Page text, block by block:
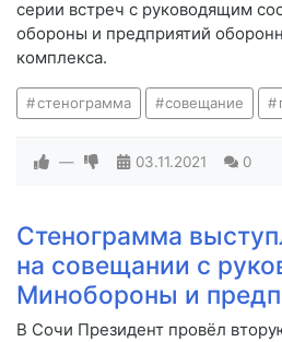
серии встреч с руководящим
обороны и предприятий
комплекса.
стенограмма совещание
— 03.11.2021 0
Стенограмма
на совещании с
Минобороны и
В Сочи Президент провёл